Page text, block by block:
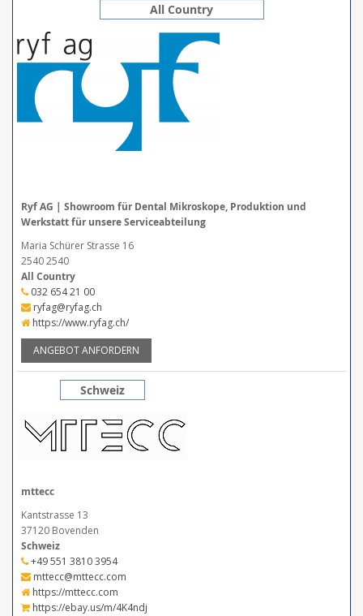
All Country
Ryf AG | Showroom für Dental Mikroskope, Produktion und
Werkstatt für unsere Serviceabteilung
Maria Schürer Strasse 16
2540 2540
All Country
032 654 21 00
ryfag@ryfag.ch
https://www.ryfag.ch/
ANGEBOT ANFORDERN
Schweiz
mttecc
Kantstrasse 13
37120 Bovenden
Schweiz
+49 551 3810 3954
mttecc@mttecc.com
https://mttecc.com
https://ebay.us/m/4K4ndj